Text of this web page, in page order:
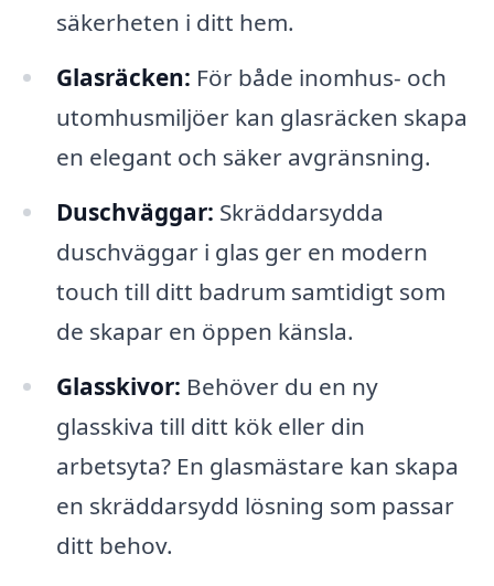
säkerheten i ditt hem.
Glasräcken: För både inomhus- och
utomhusmiljöer kan glasräcken skapa
en elegant och säker avgränsning.
Duschväggar: Skräddarsydda
duschväggar i glas ger en modern
touch till ditt badrum samtidigt som
de skapar en öppen känsla.
Glasskivor: Behöver du en ny
glasskiva till ditt kök eller din
arbetsyta? En glasmästare kan skapa
en skräddarsydd lösning som passar
ditt behov.